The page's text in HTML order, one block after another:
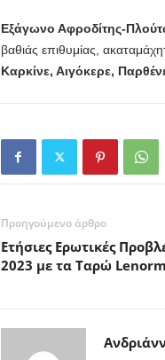
Εξάγωνο Αφροδίτης-
βαθιάς επιθυμίας,
Καρκίνε, Αιγόκερε,
Προηγούμενο άρθρο
Ετήσιες Ερωτικές
2023 με τα Ταρώ